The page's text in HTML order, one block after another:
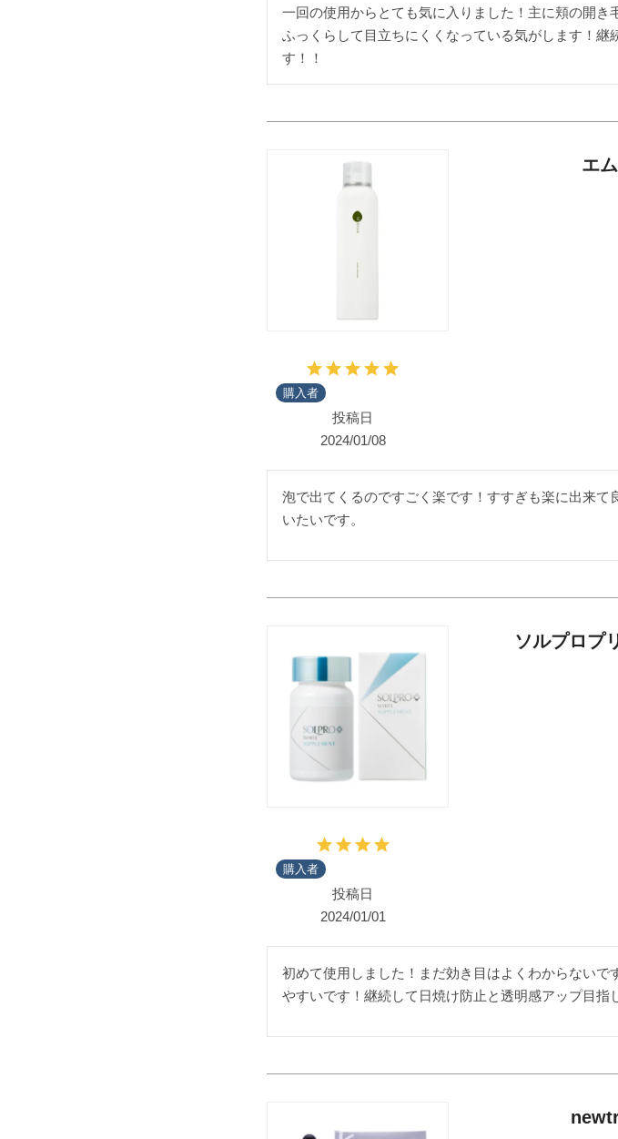
一回の使用からとても気に入りました！主に頬の開
ふっくらして目立ちにくくなっている気がします！
す！！
エ
購入者
投稿日
2024/01/08
泡で出てくるのですごく楽です！すすぎも楽に出来
いたいです。
ソルプロプ
購入者
投稿日
2024/01/01
初めて使用しました！まだ効き目はよくわからない
やすいです！継続して日焼け防止と透明感アップ目指